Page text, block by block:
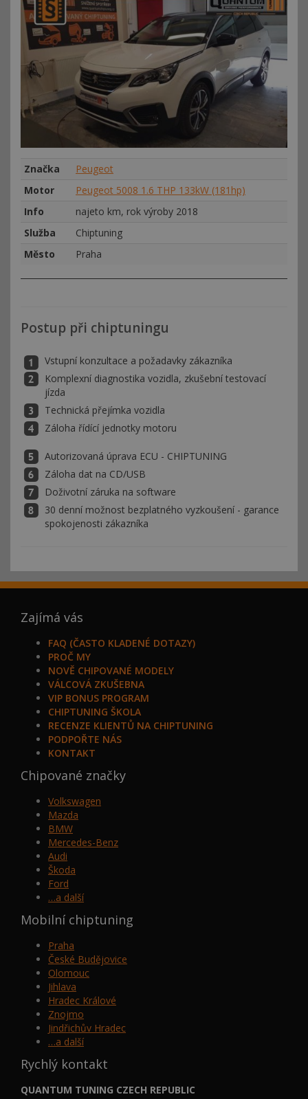
Značka
Peugeot
Motor
Peugeot 5008 1.6 THP 133kW (181hp)
Info
najeto km, rok výroby 2018
Služba
Chiptuning
Město
Praha
Postup při chiptuningu
Vstupní konzultace a požadavky zákazníka
Komplexní diagnostika vozidla, zkušební testovací
jízda
Technická přejímka vozidla
Záloha řídící jednotky motoru
Autorizovaná úprava ECU - CHIPTUNING
Záloha dat na CD/USB
Doživotní záruka na software
30 denní možnost bezplatného vyzkoušení - garance
spokojenosti zákazníka
Zajímá vás
FAQ (ČASTO KLADENÉ DOTAZY)
PROČ MY
NOVĚ CHIPOVANÉ MODELY
VÁLCOVÁ ZKUŠEBNA
VIP BONUS PROGRAM
CHIPTUNING ŠKOLA
RECENZE KLIENTŮ NA CHIPTUNING
PODPOŘTE NÁS
KONTAKT
Chipované značky
Volkswagen
Mazda
BMW
Mercedes-Benz
Audi
Škoda
Ford
…a další
Mobilní chiptuning
Praha
České Budějovice
Olomouc
Jihlava
Hradec Králové
Znojmo
Jindřichův Hradec
…a další
Rychlý kontakt
QUANTUM TUNING CZECH REPUBLIC